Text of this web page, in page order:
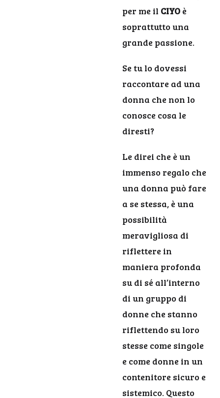
per me il CIYO è
soprattutto una
grande passione.
Se tu lo dovessi
raccontare ad una
donna che non lo
conosce cosa le
diresti?
Le direi che è un
immenso regalo che
una donna può fare
a se stessa, è una
possibilità
meravigliosa di
riflettere in
maniera profonda
su di sé all’interno
di un gruppo di
donne che stanno
riflettendo su loro
stesse come singole
e come donne in un
contenitore sicuro e
sistemico. Questo